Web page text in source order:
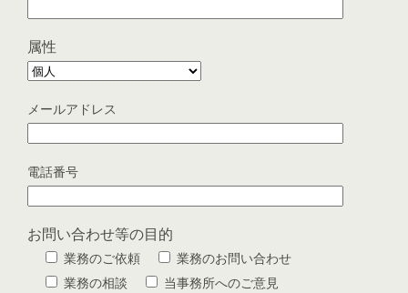
属性
メールアドレス
電話番号
お問い合わせ等の目的
業務のご依頼
業務のお問い合わせ
業務の相談
当事務所へのご意見